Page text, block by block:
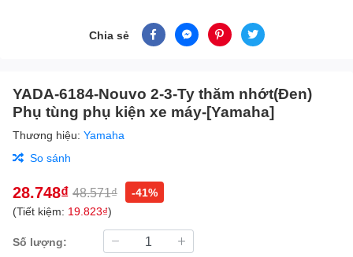
Chia sẻ
YADA-6184-Nouvo 2-3-Ty thăm nhớt(Đen)
Phụ tùng phụ kiện xe máy-[Yamaha]
Thương hiệu: Yamaha
So sánh
28.748₫ 48.571₫
-41%
(Tiết kiệm: 19.823₫)
Số lượng: